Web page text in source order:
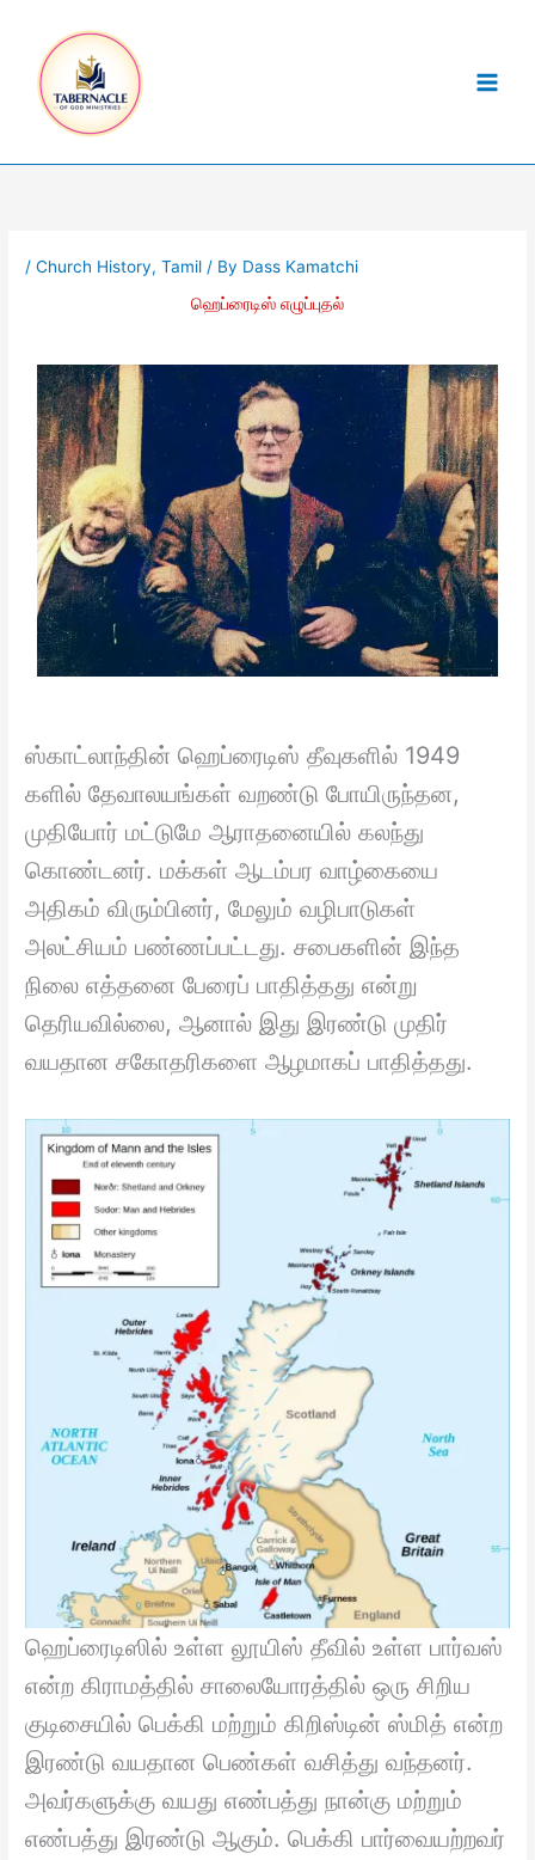
content
/Church History,Tamil / By Dass Kamatchi
ஹெப்ரைடிஸ் எழுப்புதல்
ஸ்காட்லாந்தின் ஹெப்ரைடிஸ் தீவுகளில் 1949
களில் தேவாலயங்கள் வறண்டு போயிருந்தன,
முதியோர் மட்டுமே ஆராதனையில் கலந்து
கொண்டனர். மக்கள் ஆடம்பர வாழ்கையை
அதிகம் விரும்பினர், மேலும் வழிபாடுகள்
அலட்சியம் பண்ணப்பட்டது. சபைகளின் இந்த
நிலை எத்தனை பேரைப் பாதித்தது என்று
தெரியவில்லை, ஆனால் இது இரண்டு முதிர்
வயதான சகோதரிகளை ஆழமாகப் பாதித்தது.
ஹெப்ரைடிஸில் உள்ள லூயிஸ் தீவில் உள்ள பார்வஸ்
என்ற கிராமத்தில் சாலையோரத்தில் ஒரு சிறிய
குடிசையில் பெக்கி மற்றும் கிறிஸ்டின் ஸ்மித் என்ற
இரண்டு வயதான பெண்கள் வசித்து வந்தனர்.
அவர்களுக்கு வயது எண்பத்து நான்கு மற்றும்
எண்பத்து இரண்டு ஆகும். பெக்கி பார்வையற்றவர்